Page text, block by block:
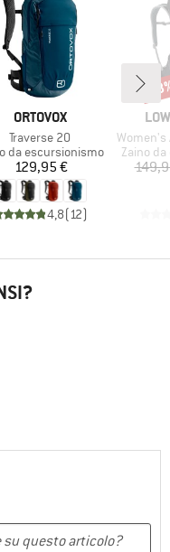
MARCHIO
ORTOVOX
Articolo
Traverse 20
di prodotti
da escursionismo
Prezzo
129,95 €
4,8(12)
Articolo
Women's
Gruppo
Zaino